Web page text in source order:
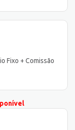
Fixo + Comissão